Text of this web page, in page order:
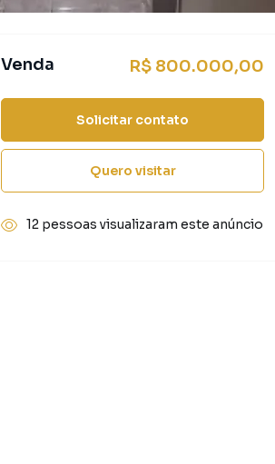
Venda R$ 800.000,00
Solicitar contato
Quero visitar
12 pessoas visualizaram este anúncio